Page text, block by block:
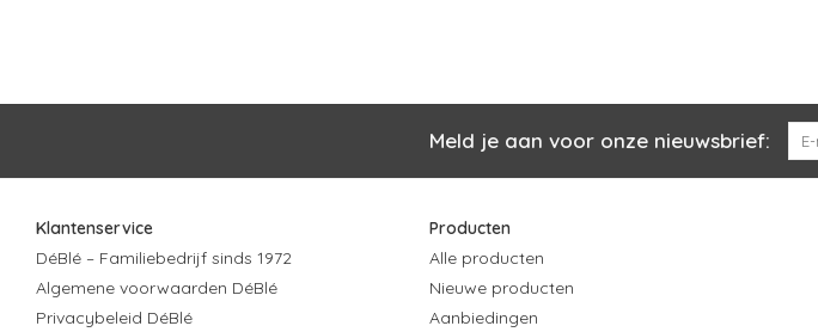
Meld je aan voor onze nieuwsbrief:
Klantenservice
DéBlé – Familiebedrijf sinds 1972
Algemene voorwaarden DéBlé
Privacybeleid DéBlé
Producten
Alle producten
Nieuwe producten
Aanbiedingen